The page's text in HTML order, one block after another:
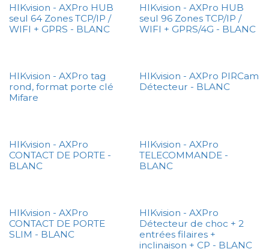
HIKvision - AXPro HUB
seul 64 Zones TCP/IP /
WIFI + GPRS - BLANC
HIKvision - AXPro HUB
seul 96 Zones TCP/IP /
WIFI + GPRS/4G - BLANC
HIKvision - AXPro tag
rond, format porte clé
Mifare
HIKvision - AXPro PIRCam
Détecteur - BLANC
HIKvision - AXPro
CONTACT DE PORTE -
BLANC
HIKvision - AXPro
TELECOMMANDE -
BLANC
HIKvision - AXPro
CONTACT DE PORTE
SLIM - BLANC
HIKvision - AXPro
Détecteur de choc + 2
entrées filaires +
inclinaison + CP - BLANC